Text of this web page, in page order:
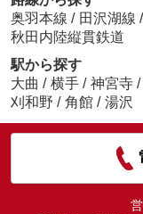
奥羽本線 / 田沢湖線 /
秋田内陸縦貫鉄道
駅から探す
大曲 / 横手 / 神宮寺 /
刈和野 / 角館 / 湯沢